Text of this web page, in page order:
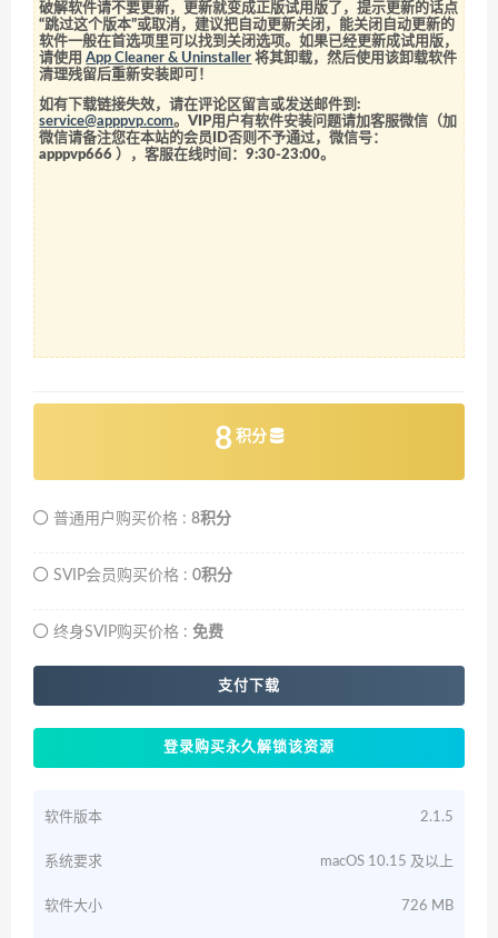
破解软件请不要更新，更新就变成正版试用版了，提示更新的话点
“跳过这个版本”或取消，建议把自动更新关闭，能关闭自动更新的
软件一般在首选项里可以找到关闭选项。如果已经更新成试用版，
请使用App Cleaner & Uninstaller 将其卸载，然后使用该卸载软件
清理残留后重新安装即可！
如有下载链接失效，请在评论区留言或发送邮件到:
service@apppvp.com。VIP用户有软件安装问题请加客服微信（加
微信请备注您在本站的会员ID否则不予通过，微信号：
apppvp666 ），客服在线时间：9:30-23:00。
8 积分
普通用户购买价格 : 8积分
SVIP会员购买价格 : 0积分
终身SVIP购买价格 : 免费
支付下载
登录购买永久解锁该资源
软件版本 2.1.5
系统要求 macOS 10.15 及以上
软件大小 726 MB